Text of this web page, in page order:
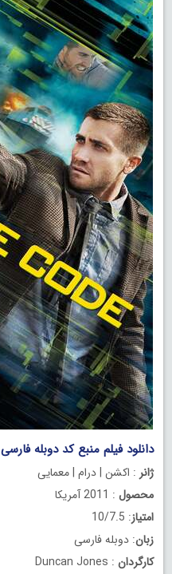
دانلود فیلم منبع کد دوبله فارسی 2011
ژانر : اکشن | درام | معمایی
محصول : 2011 آمریکا
امتیاز: 10/7.5
زبان: دوبله فارسی
کارگردان : Duncan Jones